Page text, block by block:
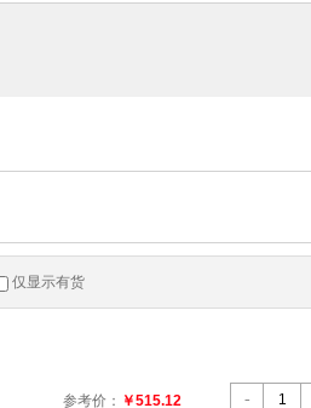
仅显示有货
-
参考价： ￥515.12